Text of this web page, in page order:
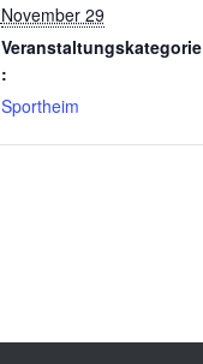
November 29
Veranstaltungskategorie
:
Sportheim